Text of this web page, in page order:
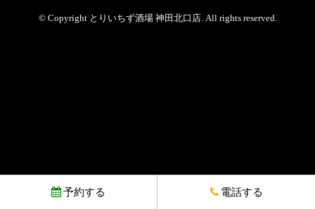
© Copyright とりいちず酒場 神田北口店. All rights reserved.
予約する 電話する